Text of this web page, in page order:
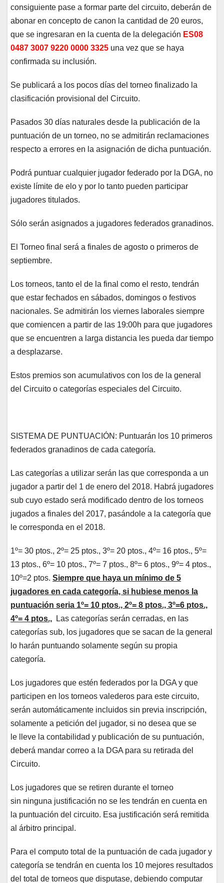
consiguiente pase a formar parte del circuito, deberán de
abonar en concepto de canon la cantidad de 20 euros,
que se ingresaran en la cuenta de la delegación ES08
0487 3007 9220 0000 3325 una vez que se haya
confirmada su inclusión.
Se publicará a los pocos días del torneo finalizado la
clasificación provisional del Circuito.
Pasados 30 días naturales desde la publicación de la
puntuación de un torneo, no se admitirán reclamaciones
respecto a errores en la asignación de dicha puntuación.
Podrá puntuar cualquier jugador federado por la DGA, no
existe límite de elo y por lo tanto pueden participar
jugadores titulados.
Sólo serán asignados a jugadores federados granadinos.
El Torneo final será a finales de agosto o primeros de
septiembre.
Los torneos, tanto el de la final como el resto, tendrán
que estar fechados en sábados, domingos o festivos
nacionales. Se admitirán los viernes laborales siempre
que comiencen a partir de las 19:00h para que jugadores
que se encuentren a larga distancia les pueda dar tiempo
a desplazarse.
Estos premios son acumulativos con los de la general
del Circuito o categorías especiales del Circuito.
SISTEMA DE PUNTUACIÓN: Puntuarán los 10 primeros
federados granadinos de cada categoría.
Las categorías a utilizar serán las que corresponda a un
jugador a partir del 1 de enero del 2018. Habrá jugadores
sub cuyo estado será modificado dentro de los torneos
jugados a finales del 2017, pasándole a la categoría que
le corresponda en el 2018.
1º= 30 ptos., 2º= 25 ptos., 3º= 20 ptos., 4º= 16 ptos., 5º=
13 ptos., 6º= 10 ptos., 7º= 7 ptos., 8º= 6 ptos., 9º= 4 ptos.,
10º=2 ptos. Siempre que haya un mínimo de 5
jugadores en cada categoría, si hubiese menos la
puntuación seria 1º= 10 ptos., 2º= 8 ptos., 3º=6 ptos.,
4º= 4 ptos., Las categorías serán cerradas, en las
categorías sub, los jugadores que se sacan de la general
lo harán puntuando solamente según su propia
categoría.
Los jugadores que estén federados por la DGA y que
participen en los torneos valederos para este circuito,
serán automáticamente incluidos sin previa inscripción,
solamente a petición del jugador, si no desea que se
le lleve la contabilidad y publicación de su puntuación,
deberá mandar correo a la DGA para su retirada del
Circuito.
Los jugadores que se retiren durante el torneo
sin ninguna justificación no se les tendrán en cuenta en
la puntuación del circuito. Esa justificación será remitida
al árbitro principal.
Para el computo total de la puntuación de cada jugador y
categoría se tendrán en cuenta los 10 mejores resultados
del total de torneos que disputase, debiendo computar